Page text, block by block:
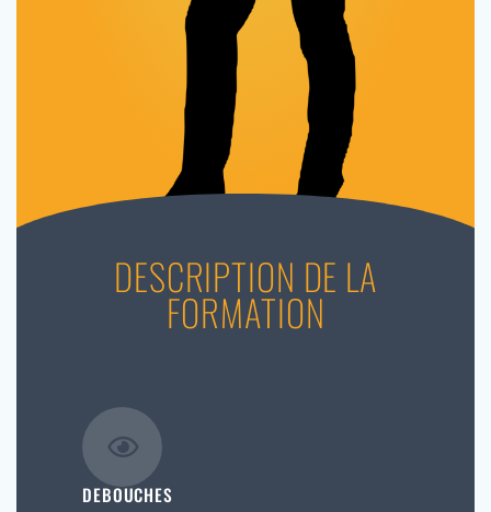
DESCRIPTION DE LA
FORMATION
DEBOUCHES